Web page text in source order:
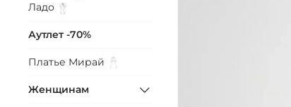
Ладо
Аутлет -70%
Платье Мирай
Женщинам